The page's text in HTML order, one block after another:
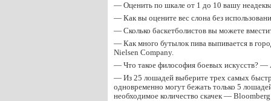
— Оценить по шкале от 1 до 10 вашу
— Как вы оцените вес слона без
— Сколько баскетболистов вы можете
— Как много бутылок пива выпивается в
Nielsen Company.
— Что такое философия боевых искусств? —
— Из 25 лошадей выберите трех самых
одновременно могут бежать только 5
необходимое количество скачек —